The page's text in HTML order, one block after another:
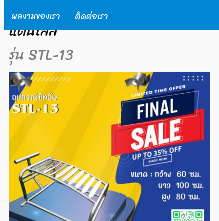
ผลงานของเรา ติดต่อเรา
เครื่องออกกำลังกายกลางแจ้งส
แตนเลส
รุ่น STL-13